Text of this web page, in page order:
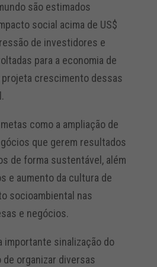
são estimados
social acima de US$
de investidores e
para a economia de
crescimento dessas
como a ampliação de
que gerem resultados
de forma sustentável, além
e aumento da cultura de
socioambiental nas
e negócios.
importante sinalização do
organizar diversas